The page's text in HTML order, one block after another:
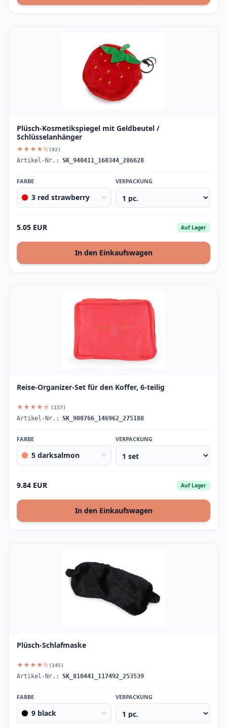
Plüsch-Kosmetikspiegel mit Geldbeutel /
Schlüsselanhänger
★★★★½ (92)
Artikel-Nr.: SK_940411_160344_286628
FARBE
3 red strawberry
VERPACKUNG
5.05 EUR Auf Lager
In den Einkaufswagen
Reise-Organizer-Set für den Koffer, 6-teilig
★★★★☆ (157)
Artikel-Nr.: SK_900766_146962_275188
FARBE
5 darksalmon
VERPACKUNG
9.84 EUR Auf Lager
In den Einkaufswagen
Plüsch-Schlafmaske
★★★★½ (145)
Artikel-Nr.: SK_810441_117492_253539
FARBE
9 black
VERPACKUNG